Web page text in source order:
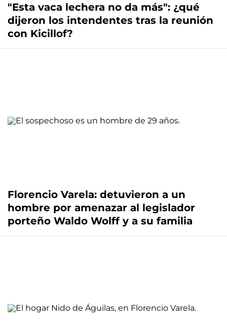
"Esta vaca lechera no da más": ¿qué
dijeron los intendentes tras la reunión
con Kicillof?
Florencio Varela: detuvieron a un
hombre por amenazar al legislador
porteño Waldo Wolff y a su familia